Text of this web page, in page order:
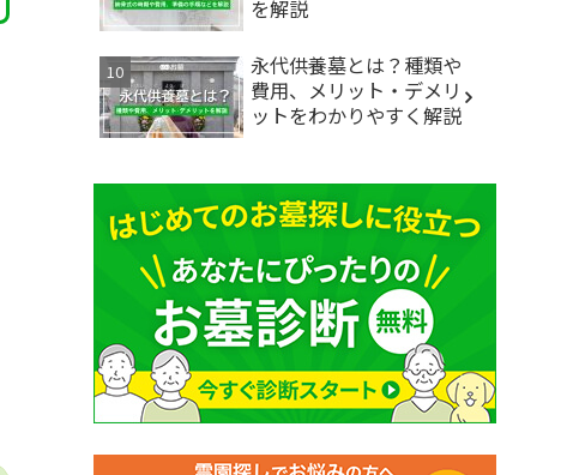
を解説
永代供養墓とは？種類や
費用、メリット・デメリ
ットをわかりやすく解説